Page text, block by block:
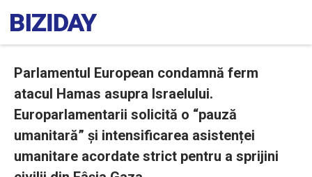
Parlamentul European condamnă ferm
atacul Hamas asupra Israelului.
Europarlamentarii solicită o “pauză
umanitară” și intensificarea asistenței
umanitare acordate strict pentru a sprijini